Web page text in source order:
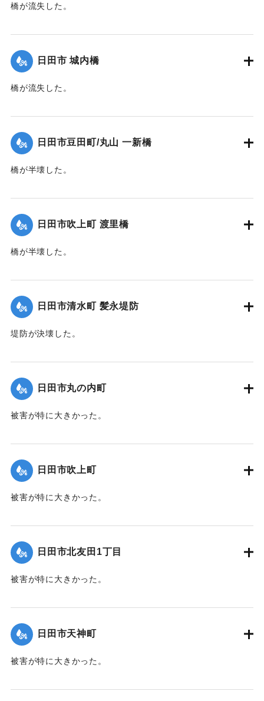
め、軒先まで水没し被害甚大でした。外の住家は床上十～二
幸い住吉全体に人畜には被害がなかったのですが、家屋の水
浸はあと始末が大変、田畑は見るかげもない荒涼たる石の川
原と化し、何日も何年も整地に時間と労力をついやし、いま
没、履きものも流され、床下のアズ（註・洪水のあとに残っ
た泥）撤去にまた一苦労でした。親戚の方々から差し入れが
あり、薪まで持参してもらった嬉しいことを忘れられませ
｜固有コード:
橋が流失した。
｜固有コード: 00485013
日田市 城内橋
橋が流失した。
｜固有コード: 00485014
日田市豆田町/丸山 一新橋
橋が半壊した。
｜固有コード: 00485015
日田市吹上町 渡里橋
橋が半壊した。
｜固有コード: 00485016
日田市清水町 髪永堤防
堤防が決壊した。
｜固有コード: 00485017
日田市丸の内町
被害が特に大きかった。
｜固有コード: 00485009
日田市吹上町
被害が特に大きかった。
｜固有コード: 00485010
日田市北友田1丁目
被害が特に大きかった。
｜固有コード: 00485011
日田市天神町
被害が特に大きかった。